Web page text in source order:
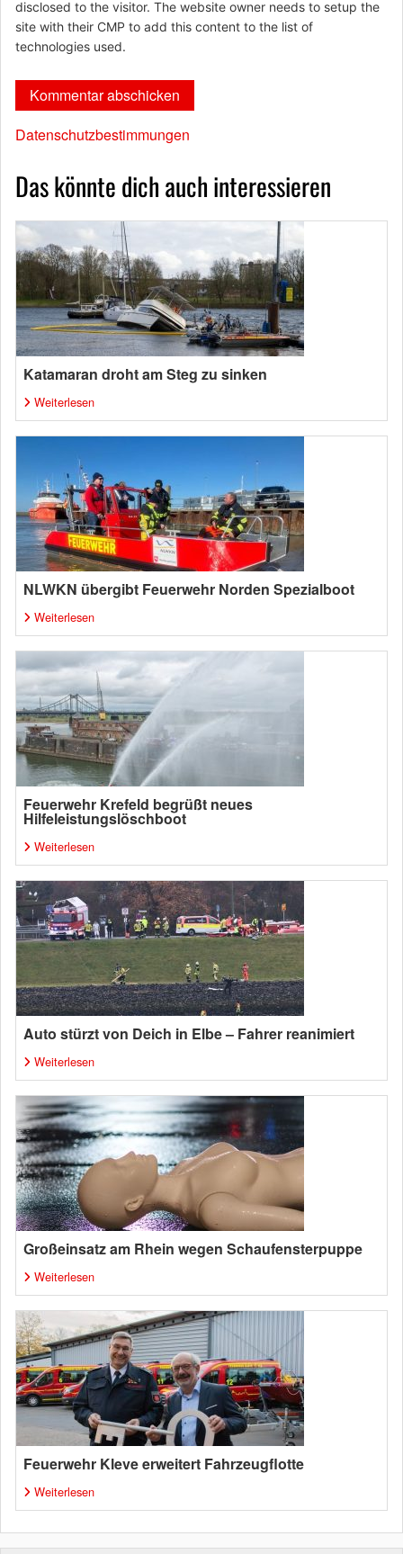
disclosed to the visitor. The website owner needs to setup the
site with their CMP to add this content to the list of
technologies used.
Datenschutzbestimmungen
Das könnte dich auch interessieren
Katamaran droht am Steg zu sinken
Weiterlesen
NLWKN übergibt Feuerwehr Norden Spezialboot
Weiterlesen
Feuerwehr Krefeld begrüßt neues
Hilfeleistungslöschboot
Weiterlesen
Auto stürzt von Deich in Elbe – Fahrer reanimiert
Weiterlesen
Großeinsatz am Rhein wegen Schaufensterpuppe
Weiterlesen
Feuerwehr Kleve erweitert Fahrzeugflotte
Weiterlesen